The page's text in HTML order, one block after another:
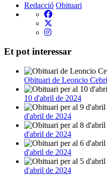
Redacció Obituari
Et pot interessar
Obituari de Leoncio
10 d'abril de 2024
d'abril de 2024
d'abril de 2024
d'abril de 2024
d'abril de 2024